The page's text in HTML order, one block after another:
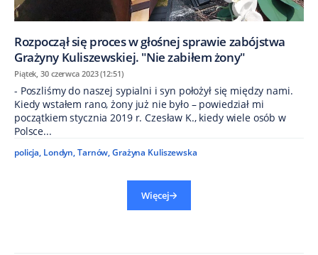
Rozpoczął się proces w głośnej sprawie zabójstwa
Grażyny Kuliszewskiej. "Nie zabiłem żony"
Piątek, 30 czerwca 2023 (12:51)
- Poszliśmy do naszej sypialni i syn położył się między nami.
Kiedy wstałem rano, żony już nie było – powiedział mi
początkiem stycznia 2019 r. Czesław K., kiedy wiele osób w
Polsce...
policja, Londyn,Tarnów,Grażyna Kuliszewska
Więcej